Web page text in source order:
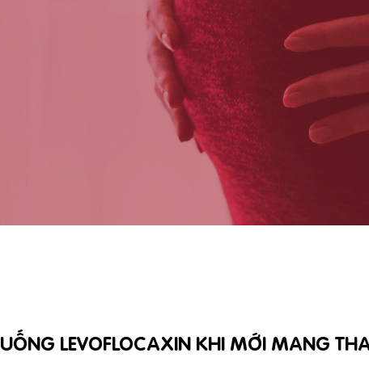
UỐNG LEVOFLOCAXIN KHI MỚI MANG